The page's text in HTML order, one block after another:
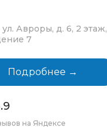
Подробнее →
Авроры, д. 6, 2 этаж,
7
на Яндексе